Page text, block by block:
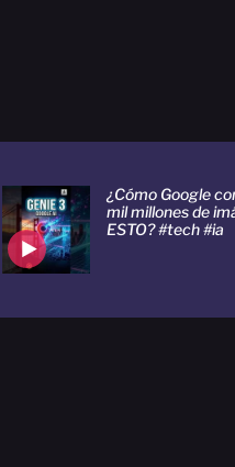
¿Cómo Google
mil millones de
ESTO? #tech #ia